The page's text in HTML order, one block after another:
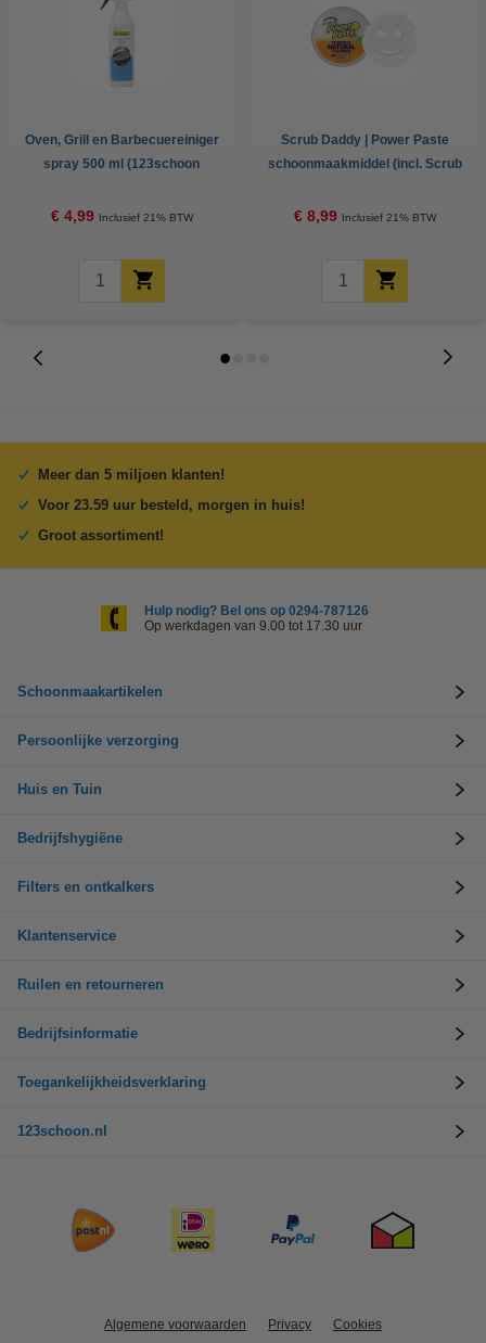
Oven, Grill en Barbecuereiniger
spray 500 ml (123schoon
€ 4,99 Inclusief 21% BTW
Scrub Daddy | Power Paste
schoonmaakmiddel (incl. Scrub
€ 8,99 Inclusief 21% BTW
Meer dan 5 miljoen klanten!
Voor 23.59 uur besteld, morgen in huis!
Groot assortiment!
Hulp nodig? Bel ons op 0294-787126
Op werkdagen van 9.00 tot 17.30 uur
Schoonmaakartikelen
Persoonlijke verzorging
Huis en Tuin
Bedrijfshygiëne
Filters en ontkalkers
Klantenservice
Ruilen en retourneren
Bedrijfsinformatie
Toegankelijkheidsverklaring
123schoon.nl
Algemene voorwaarden Privacy Cookies